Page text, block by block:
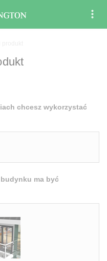
chcesz wykorzystać
ma być